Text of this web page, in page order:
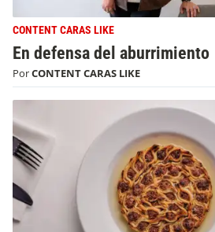
CONTENT CARAS LIKE
En defensa del aburrimiento
PorCONTENT CARAS LIKE